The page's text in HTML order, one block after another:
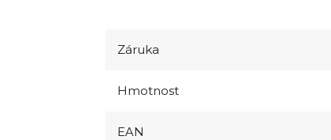
Záruka
Hmotnost
EAN